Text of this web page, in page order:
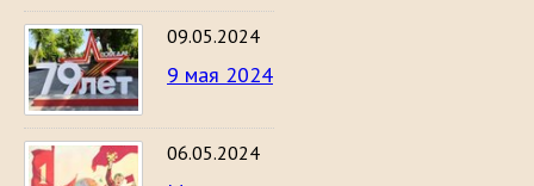
09.05.2024
9 мая 2024
06.05.2024